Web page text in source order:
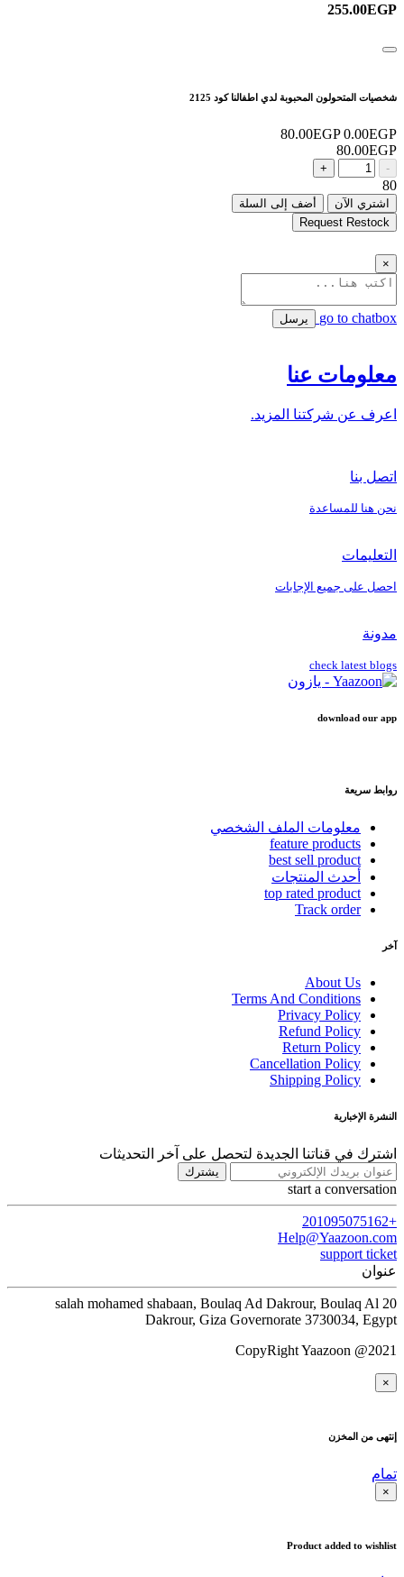
255.00EGP
شخصيات المتحولون المحبوبة لدي اطفالنا كود 2125
80.00EGP 0.00EGP
80.00EGP
-
+
80
اشتري الآن
أضف إلى السلة
Request Restock
×
go to chatbox يرسل
معلومات عنا
اعرف عن شركتنا المزيد.
اتصل بنا
نحن هنا للمساعدة
التعليمات
احصل على جميع الإجابات
مدونة
check latest blogs
download our app
روابط سريعة
معلومات الملف الشخصي
feature products
best sell product
أحدث المنتجات
top rated product
Track order
آخر
About Us
Terms And Conditions
Privacy Policy
Refund Policy
Return Policy
Cancellation Policy
Shipping Policy
النشرة الإخبارية
اشترك في قناتنا الجديدة لتحصل على آخر التحديثات
يشترك
start a conversation
+201095075162
Help@Yaazoon.com
support ticket
عنوان
20 salah mohamed shabaan, Boulaq Ad Dakrour, Boulaq Al
Dakrour, Giza Governorate 3730034, Egypt
CopyRight Yaazoon @2021
×
إنتهى من المخزن
تمام
×
Product added to wishlist